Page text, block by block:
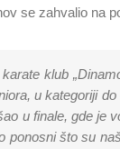
se zahvalio na
klub
u kategoriji
u finale, gde je
ponosni što su